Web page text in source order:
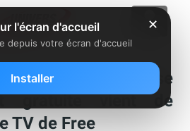
chaîne française
gratuite vient de
TV de Free
✕
l'écran d'accueil
depuis votre écran d'accueil
Installer